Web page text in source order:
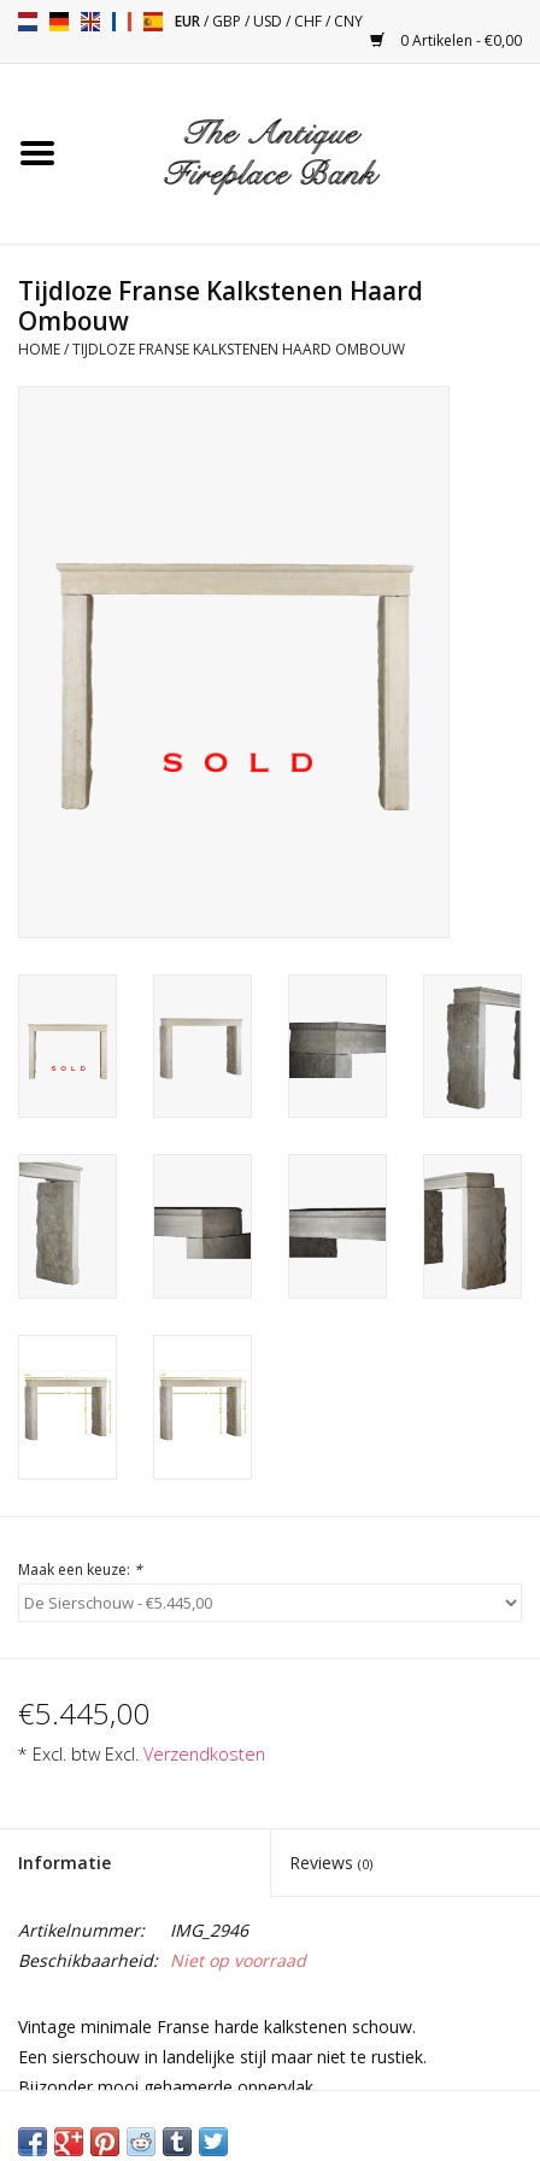
EUR/GBP /USD /CHF/CNY
0 Artikelen - €0,00
Toebehoren
Kacheltjes
Decoratieve Outdoor
Objecten
Vloeren - Steen, Terra Cotta
& Marmer
Outlet
Login
Tijdloze Franse Kalkstenen Haard
Ombouw
HOME/TIJDLOZE FRANSE KALKSTENEN HAARD OMBOUW
Maak een keuze: *
€5.445,00
* Excl. btw Excl. Verzendkosten
Informatie Reviews (0)
Artikelnummer:
IMG_2946
Beschikbaarheid: Niet op voorraad
Vintage minimale Franse harde kalkstenen schouw.
Een sierschouw in landelijke stijl maar niet te rustiek.
Bijzonder mooi gehamerde oppervlak.
163 cm Buitenbreedte 64,17 Inch